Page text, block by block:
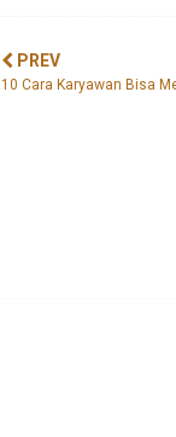
PREV
10 Cara Karyawan Bisa